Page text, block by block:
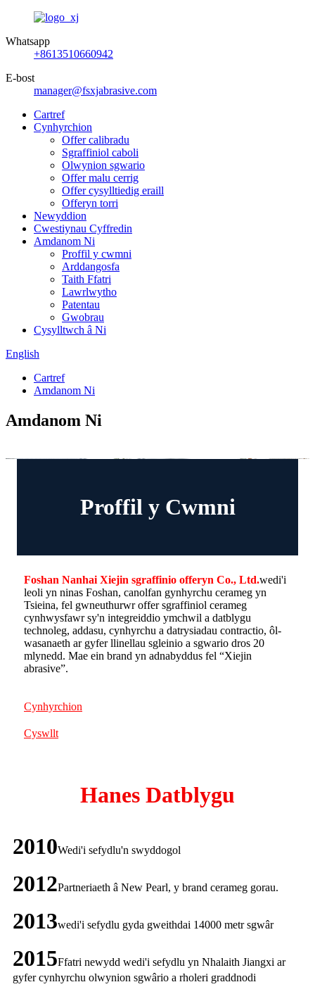
Whatsapp
+8613510660942
E-bost
manager@fsxjabrasive.com
Cartref
Cynhyrchion
Offer calibradu
Sgraffiniol caboli
Olwynion sgwario
Offer malu cerrig
Offer cysylltiedig eraill
Offeryn torri
Newyddion
Cwestiynau Cyffredin
Amdanom Ni
Proffil y cwmni
Arddangosfa
Taith Ffatri
Lawrlwytho
Patentau
Gwobrau
Cysylltwch â Ni
English
Cartref
Amdanom Ni
Amdanom Ni
Proffil y Cwmni
Foshan Nanhai Xiejin sgraffinio offeryn Co., Ltd.wedi'i
leoli yn ninas Foshan, canolfan gynhyrchu cerameg yn
Tsieina, fel gwneuthurwr offer sgraffiniol cerameg
cynhwysfawr sy'n integreiddio ymchwil a datblygu
technoleg, addasu, cynhyrchu a datrysiadau contractio, ôl-
wasanaeth ar gyfer llinellau sgleinio a sgwario dros 20
mlynedd. Mae ein brand yn adnabyddus fel “Xiejin
abrasive”.
Cynhyrchion
Cyswllt
Hanes Datblygu
2010Wedi'i sefydlu'n swyddogol
2012Partneriaeth â New Pearl, y brand cerameg gorau.
2013wedi'i sefydlu gyda gweithdai 14000 metr sgwâr
2015Ffatri newydd wedi'i sefydlu yn Nhalaith Jiangxi ar
gyfer cynhyrchu olwynion sgwârio a rholeri graddnodi